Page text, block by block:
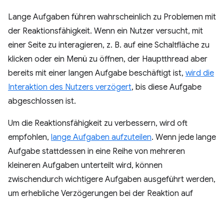
Lange Aufgaben führen wahrscheinlich zu Problemen mit
der Reaktionsfähigkeit. Wenn ein Nutzer versucht, mit
einer Seite zu interagieren, z. B. auf eine Schaltfläche zu
klicken oder ein Menü zu öffnen, der Hauptthread aber
bereits mit einer langen Aufgabe beschäftigt ist, wird die
Interaktion des Nutzers verzögert, bis diese Aufgabe
abgeschlossen ist.
Um die Reaktionsfähigkeit zu verbessern, wird oft
empfohlen, lange Aufgaben aufzuteilen. Wenn jede lange
Aufgabe stattdessen in eine Reihe von mehreren
kleineren Aufgaben unterteilt wird, können
zwischendurch wichtigere Aufgaben ausgeführt werden,
um erhebliche Verzögerungen bei der Reaktion auf